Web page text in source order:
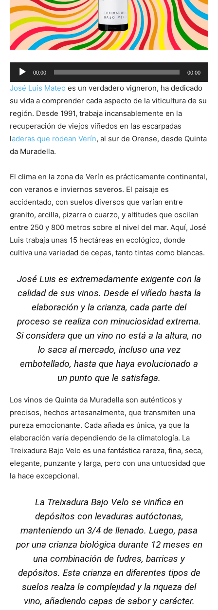
Audio
Player
00:00 00:00
José Luis Mateo es un verdadero vigneron, ha dedicado
su vida a comprender cada aspecto de la viticultura de su
región. Desde 1991, trabaja incansablemente en la
recuperación de viejos viñedos en las escarpadas
laderas que rodean Verín, al sur de Orense, desde Quinta
da Muradella.
El clima en la zona de Verín es prácticamente continental,
con veranos e inviernos severos. El paisaje es
accidentado, con suelos diversos que varían entre
granito, arcilla, pizarra o cuarzo, y altitudes que oscilan
entre 250 y 800 metros sobre el nivel del mar. Aquí, José
Luis trabaja unas 15 hectáreas en ecológico, donde
cultiva una variedad de cepas, tanto tintas como blancas.
José Luis es extremadamente exigente con la
calidad de sus vinos. Desde el viñedo hasta la
elaboración y la crianza, cada parte del
proceso se realiza con minuciosidad extrema.
Si considera que un vino no está a la altura, no
lo saca al mercado, incluso una vez
embotellado, hasta que haya evolucionado a
un punto que le satisfaga.
Los vinos de Quinta da Muradella son auténticos y
precisos, hechos artesanalmente, que transmiten una
pureza emocionante. Cada añada es única, ya que la
elaboración varía dependiendo de la climatología. La
Treixadura Bajo Velo es una fantástica rareza, fina, seca,
elegante, punzante y larga, pero con una untuosidad que
la hace excepcional.
La Treixadura Bajo Velo se vinifica en
depósitos con levaduras autóctonas,
manteniendo un 3/4 de llenado. Luego, pasa
por una crianza biológica durante 12 meses en
una combinación de fudres, barricas y
depósitos. Esta crianza en diferentes tipos de
suelos realza la complejidad y la riqueza del
vino, añadiendo capas de sabor y carácter.